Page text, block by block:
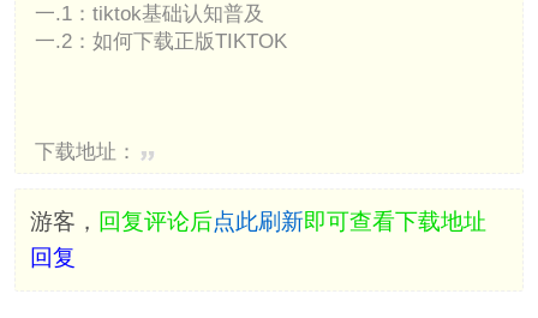
一.1：tiktok基础认知普及
一.2：如何下载正版TIKTOK
下载地址：
游客， 回复评论后点此刷新即可查看下载地址
回复